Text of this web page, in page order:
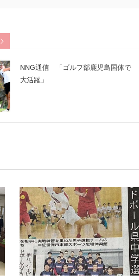
NNG通信 「ゴルフ部鹿児島国体で
大活躍」